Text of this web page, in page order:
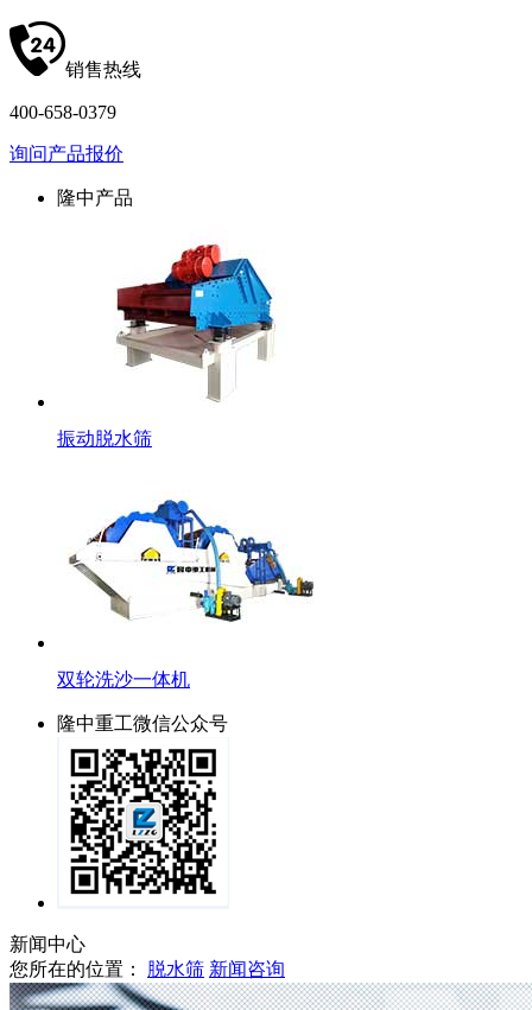
销售热线
400-658-0379
询问产品报价
隆中产品
振动脱水筛
双轮洗沙一体机
隆中重工微信公众号
新闻中心
您所在的位置：
脱水筛 新闻咨询